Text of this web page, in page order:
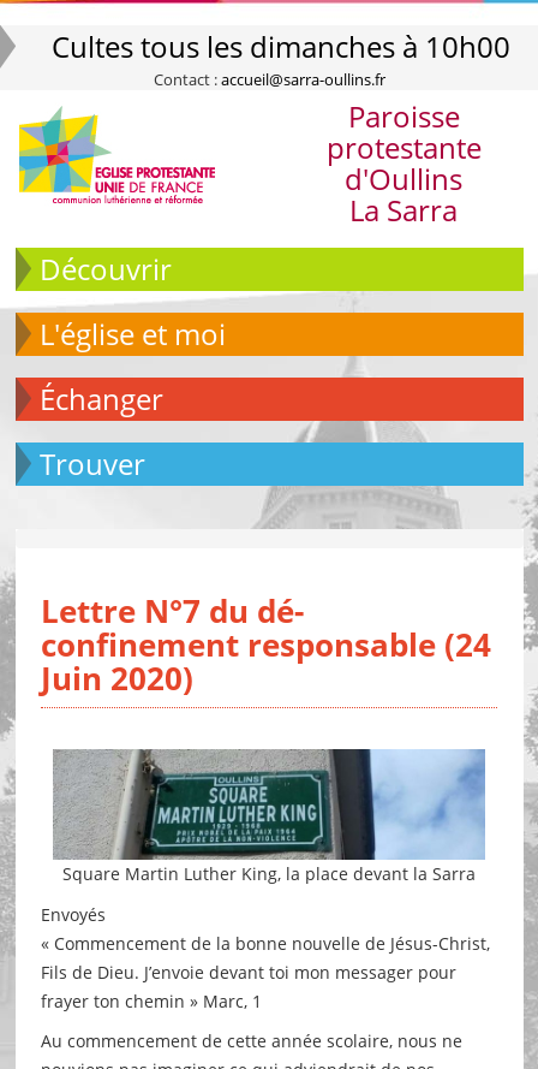
Cultes tous les dimanches à 10h00
Contact :accueil@sarra-oullins.fr
Paroisse
protestante
d'Oullins
La Sarra
Découvrir
L'église et moi
échanger
Trouver
Lettre N°7 du dé-
confinement responsable (24
Juin 2020)
Square Martin Luther King, la place devant la Sarra
Envoyés
« Commencement de la bonne nouvelle de Jésus-Christ,
Fils de Dieu. J’envoie devant toi mon messager pour
frayer ton chemin » Marc, 1
Au commencement de cette année scolaire, nous ne